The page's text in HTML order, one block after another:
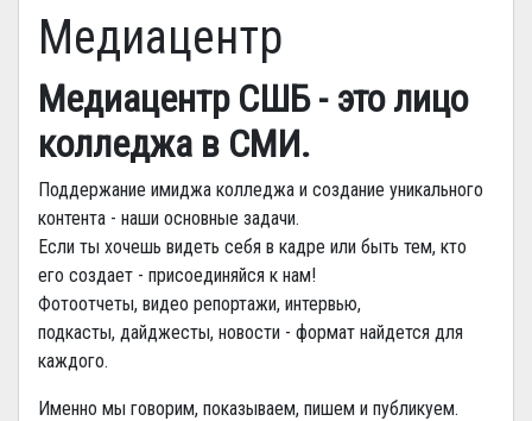
Медиацентр
Медиацентр СШБ - это лицо
колледжа в СМИ.
Поддержание имиджа колледжа и создание уникального
контента - наши основные задачи.
Если ты хочешь видеть себя в кадре или быть тем, кто
его создает - присоединяйся к нам!
Фотоотчеты, видео репортажи, интервью,
подкасты, дайджесты, новости - формат найдется для
каждого.
Именно мы говорим, показываем, пишем и публикуем.